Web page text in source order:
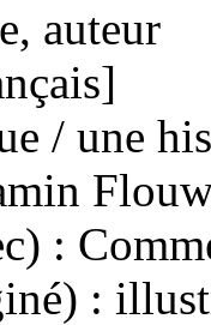
auteur
/ une
:
: